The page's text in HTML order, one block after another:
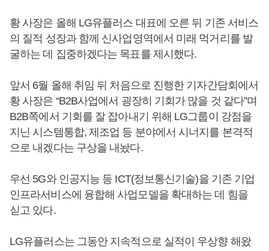
황 사장은 올해 LG유플러스 대표에 오른 뒤 기존 서비스
의 질적 성장과 함께 신사업영역에서 미래 먹거리를 발
굴하는 데 집중하겠다는 목표를 제시했다.
앞서 6월 올해 취임 뒤 처음으로 진행한 기자간담회에서
황 사장은 “B2B사업에서 굉장히 기회가 많을 것 같다”며
B2B쪽에서 기회를 잘 잡아내기 위해 LG그룹이 강점을
지닌 시스템통합, 제조업 등 분야에서 시너지를 본격적
으로 내겠다는 구상을 내놨다.
우선 5G와 인공지능 등 ICT(정보통신기술)을 기존 기업
인프라서비스에 융합해 사업모델을 확대하는 데 힘을
싣고 있다.
LG유플러스는 그동안 지속적으로 실적이 우상향 해왔